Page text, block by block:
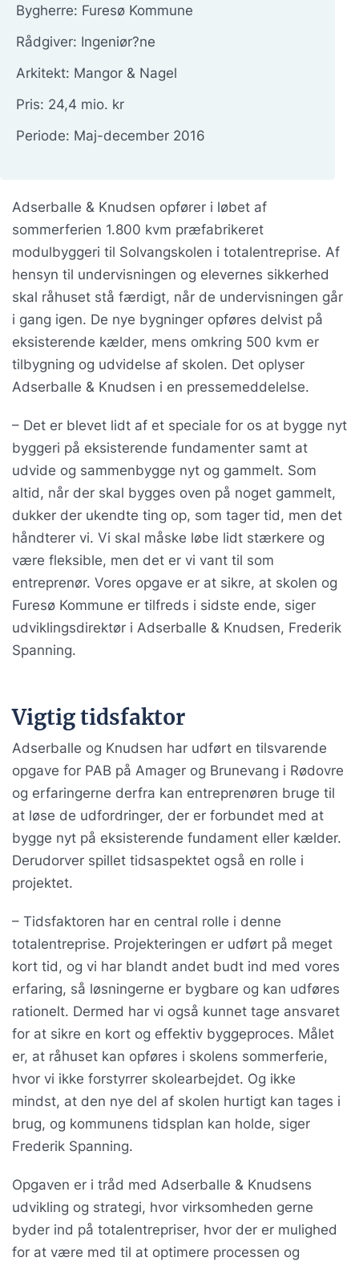
Bygherre: Furesø Kommune
Rådgiver: Ingeniør?ne
Arkitekt: Mangor & Nagel
Pris: 24,4 mio. kr
Periode: Maj-december 2016
Adserballe & Knudsen opfører i løbet af
sommerferien 1.800 kvm præfabrikeret
modulbyggeri til Solvangskolen i totalentreprise. Af
hensyn til undervisningen og elevernes sikkerhed
skal råhuset stå færdigt, når de undervisningen går
i gang igen. De nye bygninger opføres delvist på
eksisterende kælder, mens omkring 500 kvm er
tilbygning og udvidelse af skolen. Det oplyser
Adserballe & Knudsen i en pressemeddelelse.
– Det er blevet lidt af et speciale for os at bygge nyt
byggeri på eksisterende fundamenter samt at
udvide og sammenbygge nyt og gammelt. Som
altid, når der skal bygges oven på noget gammelt,
dukker der ukendte ting op, som tager tid, men det
håndterer vi. Vi skal måske løbe lidt stærkere og
være fleksible, men det er vi vant til som
entreprenør. Vores opgave er at sikre, at skolen og
Furesø Kommune er tilfreds i sidste ende, siger
udviklingsdirektør i Adserballe & Knudsen, Frederik
Spanning.
Vigtig tidsfaktor
Adserballe og Knudsen har udført en tilsvarende
opgave for PAB på Amager og Brunevang i Rødovre
og erfaringerne derfra kan entreprenøren bruge til
at løse de udfordringer, der er forbundet med at
bygge nyt på eksisterende fundament eller kælder.
Derudorver spillet tidsaspektet også en rolle i
projektet.
– Tidsfaktoren har en central rolle i denne
totalentreprise. Projekteringen er udført på meget
kort tid, og vi har blandt andet budt ind med vores
erfaring, så løsningerne er bygbare og kan udføres
rationelt. Dermed har vi også kunnet tage ansvaret
for at sikre en kort og effektiv byggeproces. Målet
er, at råhuset kan opføres i skolens sommerferie,
hvor vi ikke forstyrrer skolearbejdet. Og ikke
mindst, at den nye del af skolen hurtigt kan tages i
brug, og kommunens tidsplan kan holde, siger
Frederik Spanning.
Opgaven er i tråd med Adserballe & Knudsens
udvikling og strategi, hvor virksomheden gerne
byder ind på totalentrepriser, hvor der er mulighed
for at være med til at optimere processen og